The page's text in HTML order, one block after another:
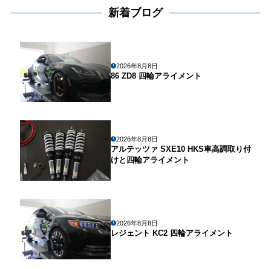
新着ブログ
2026年8月8日
86 ZD8 四輪アライメント
2026年8月8日
アルテッツァ SXE10 HKS車高調取り付
けと四輪アライメント
2026年8月8日
レジェント KC2 四輪アライメント